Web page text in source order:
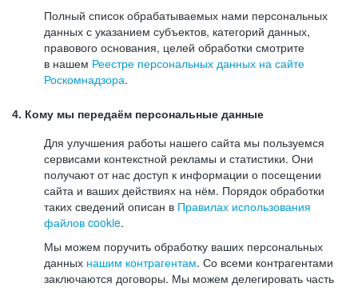
Полный список обрабатываемых нами персональных
данных с указанием субъектов, категорий данных,
правового основания, целей обработки смотрите
в нашем Реестре персональных данных на сайте
Роскомнадзора.
4. Кому мы передаём персональные данные
Для улучшения работы нашего сайта мы пользуемся
сервисами контекстной рекламы и статистики. Они
получают от нас доступ к информации о посещении
сайта и ваших действиях на нём. Порядок обработки
таких сведений описан в Правилах использования
файлов cookie.
Мы можем поручить обработку ваших персональных
данных нашим контрагентам. Со всеми контрагентами
заключаются договоры. Мы можем делегировать часть